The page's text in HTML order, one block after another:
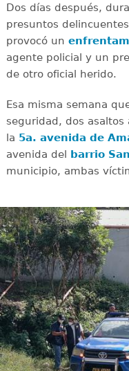
Dos días después,
presuntos
provocó un
agente policial y un
de otro oficial herido.
Esa misma semana
seguridad, dos
la 5a. avenida de
avenida del barrio
municipio, ambas